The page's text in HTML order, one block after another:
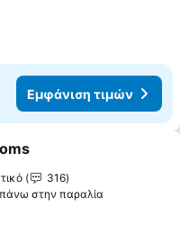
Εμφάνιση τιμών
στα αγαπημένα
316
στην παραλία